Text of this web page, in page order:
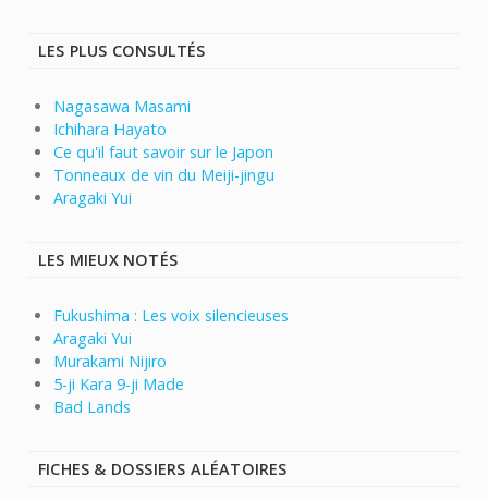
LES PLUS CONSULTÉS
Nagasawa Masami
Ichihara Hayato
Ce qu'il faut savoir sur le Japon
Tonneaux de vin du Meiji-jingu
Aragaki Yui
LES MIEUX NOTÉS
Fukushima : Les voix silencieuses
Aragaki Yui
Murakami Nijiro
5-ji Kara 9-ji Made
Bad Lands
FICHES & DOSSIERS ALÉATOIRES